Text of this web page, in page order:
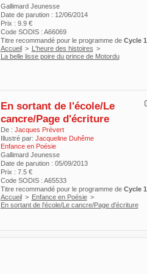
Gallimard Jeunesse
Date de parution : 12/06/2014
Prix : 9.9 €
Code SODIS : A66069
Titre recommandé pour le programme de Cycle 1
Accueil > L'heure des histoires >
La belle lisse poire du prince de Motordu
En sortant de l'école/Le
cancre/Page d'écriture
De : Jacques Prévert
Illustré par: Jacqueline Duhême
Enfance en Poésie
Gallimard Jeunesse
Date de parution : 05/09/2013
Prix : 7.5 €
Code SODIS : A65533
Titre recommandé pour le programme de Cycle 1
Accueil > Enfance en Poésie >
En sortant de l'école/Le cancre/Page d'écriture